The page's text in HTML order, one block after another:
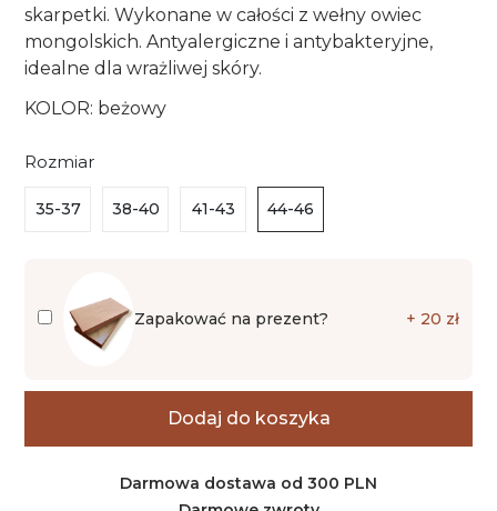
skarpetki. Wykonane w całości z wełny owiec
mongolskich. Antyalergiczne i antybakteryjne,
idealne dla wrażliwej skóry.
KOLOR: beżowy
Rozmiar
35-37 38-40 41-43 44-46
Zapakować na prezent? + 20 zł
Dodaj do koszyka
Darmowa dostawa od 300 PLN